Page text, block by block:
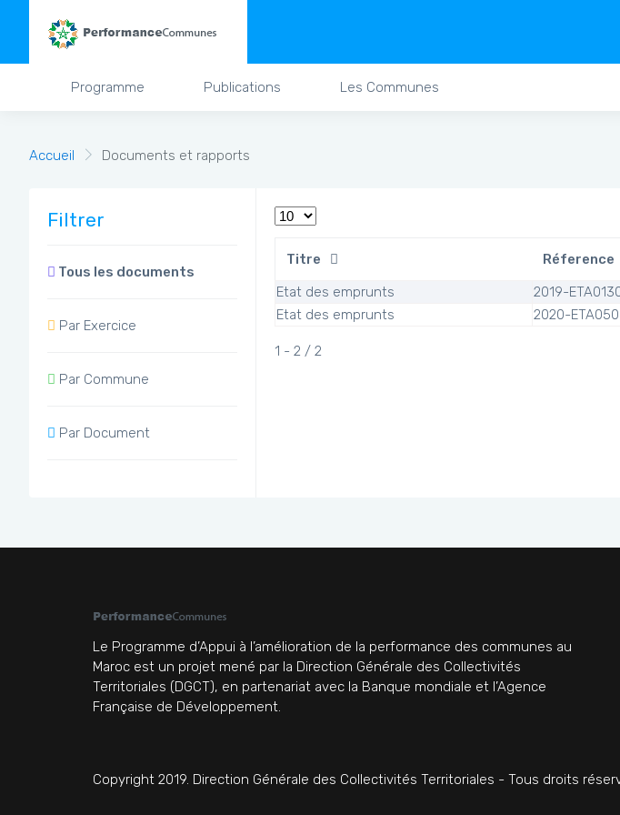
Programme Publications Les Communes
Accueil Documents et rapports
Filtrer
Tous les documents
Par Exercice
Par Commune
Par Document
Titre Réference
Etat des emprunts
2019-
Etat des emprunts
2020-
1 - 2 / 2
Le Programme d’Appui à l’amélioration de la performance des communes au
Maroc est un projet mené par la Direction Générale des Collectivités
Territoriales (DGCT), en partenariat avec la Banque mondiale et l’Agence
Française de Développement.
Copyright 2019. Direction Générale des Collectivités Territoriales - Tous droits